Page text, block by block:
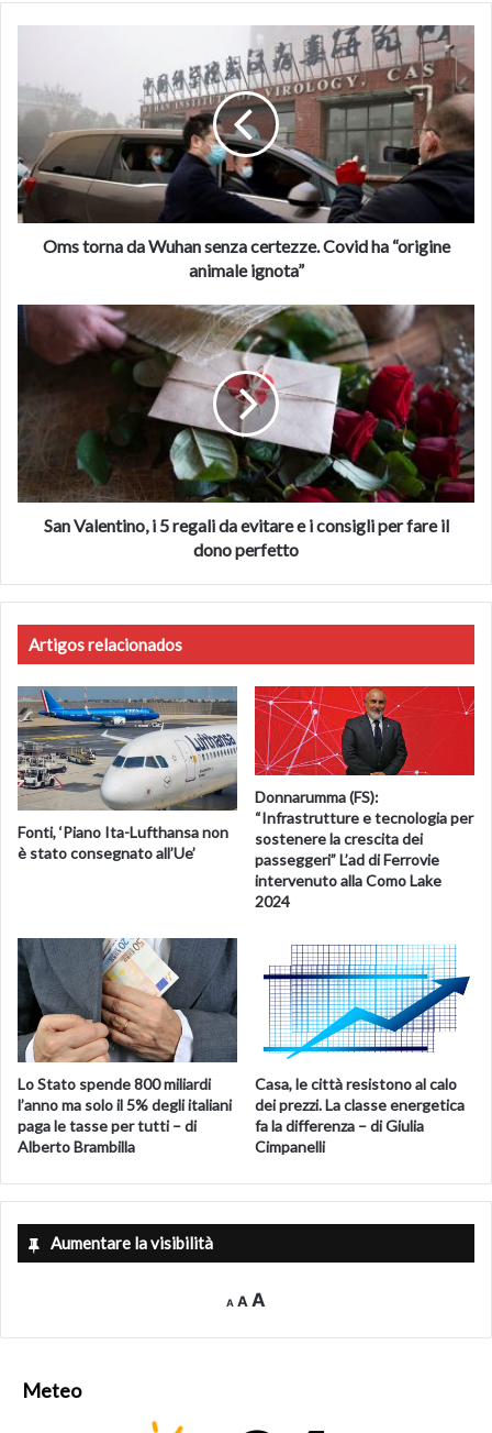
da
Wuhan
senza
certezze.
Covid
ha
“origine
animale
Oms torna da Wuhan senza certezze. Covid ha “origine
animale ignota”
San
Valentino,
regali
da
evitare
e
i
consigli
perfetto
San Valentino, i 5 regali da evitare e i consigli per fare il
dono perfetto
Artigos relacionados
Fonti, ‘Piano Ita-Lufthansa non
è stato consegnato all’Ue’
Donnarumma (FS):
“Infrastrutture e tecnologia per
sostenere la crescita dei
passeggeri” L’ad di Ferrovie
intervenuto alla Como Lake
2024
Lo Stato spende 800 miliardi
l’anno ma solo il 5% degli italiani
paga le tasse per tutti – di
Alberto Brambilla
Casa, le città resistono al calo
dei prezzi. La classe energetica
fa la differenza – di Giulia
Cimpanelli
Aumentare la visibilità
A
Decrease
font
A Reset
size.
A
Meteo